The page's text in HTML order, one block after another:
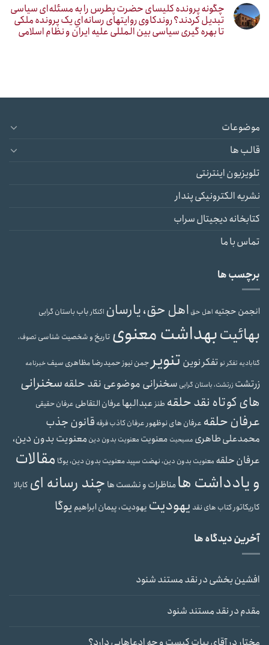
چگونه پرونده کلیسای حضرت پطرس را به مسئله‌ای سیاسی
تبدیل کردند؟ روندکاوی روایتهای رسانه‌ایِ یک پرونده ملکی
تا بهره گیری سیاسی بین المللی علیه ایران و نظام اسلامی
موضوعات
قالب ها
تلویزیون اینترنتی
نشریه الکترونیکی پندار
کتابخانه دیجیتال سراب
تماس با ما
برچسب ها
انجمن حجتیه اهل حق اهل حق، یارسان اکنکارباب باستان گرایی
بهائیتبهداشت معنوی تاریخ و شخصیت شناسی تصوف،
گنابادیه تفکر نوتفکر نوین تنویرجمن نیوزحمیدرضا مظاهری سیفخبرنامه
زرتشت زرتشت، باستان گرایی سخنرانی موضوعی نقد حلقهسخنرانی
های کوتاه نقد حلقه طنزعبدالبهاعرفان التقاطی عرفان حقیقی
عرفان حلقه عرفان های نوظهورعرفان کاذبفرقه قانون جذب
محمدعلی طاهری مسیحیت معنویت معنویت بدون دین معنویت بدون دین،
عرفان حلقه معنویت بدون دین، نهضت سپیدمعنویت بدون دین، یوگا مقالات
و یادداشت هامناظرات و نشست ها چند رسانه ای کابالا
کاریکاتورکتاب های نقد یهودیت یهودیت، پیمان ابراهیم یوگا
آخرین دیدگاه ها
افشین بخشیدرنقد مستند شنود
مقدمدرنقد مستند شنود